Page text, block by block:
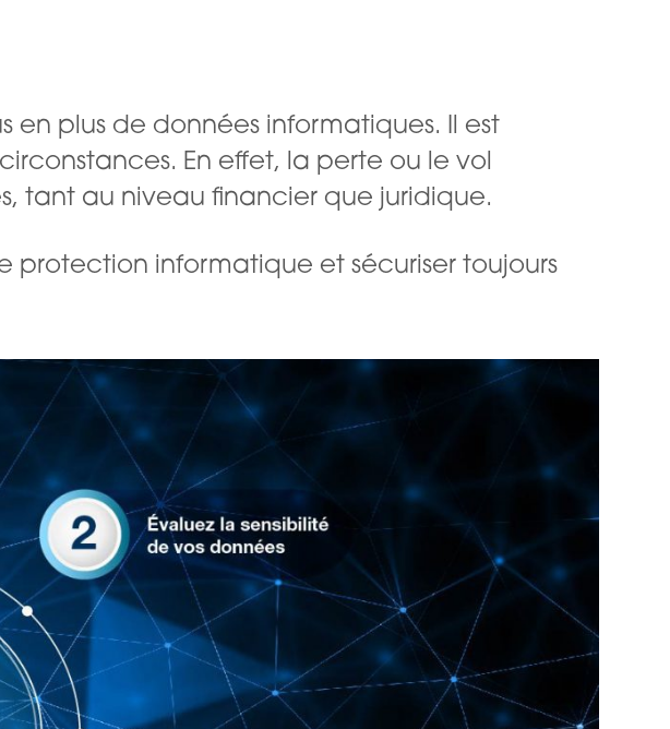
en plus de données informatiques. Il est
En effet, la perte ou le vol
tant au niveau financier que juridique.
protection informatique et sécuriser toujours